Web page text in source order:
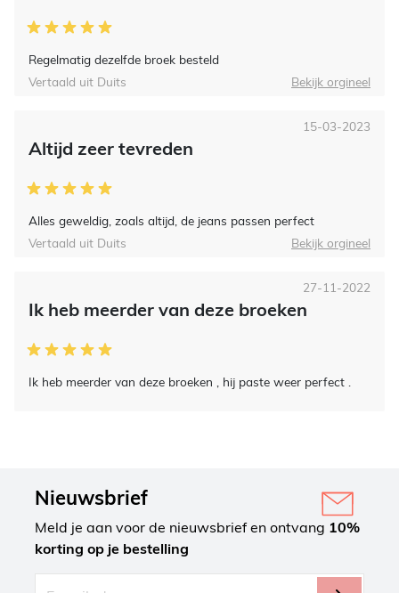
Regelmatig dezelfde broek besteld
Vertaald uit Duits Bekijk orgineel
Altijd zeer tevreden
Alles geweldig, zoals altijd, de jeans passen perfect
15-03-2023
Vertaald uit Duits Bekijk orgineel
Ik heb meerder van deze broeken
Ik heb meerder van deze broeken , hij paste weer perfect .
27-11-2022
Nieuwsbrief
Meld je aan voor de nieuwsbrief en ontvang 10%
korting op je bestelling